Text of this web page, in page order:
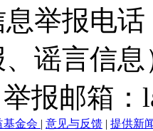
举报电
、谣言信
举报邮箱
基金会 | 意见与反馈 | 提供新